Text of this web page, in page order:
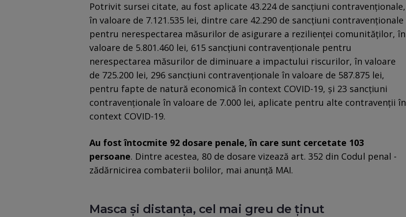
Potrivit sursei citate, au fost aplicate 43.224 de sancțiuni contravenționale,
în valoare de 7.121.535 lei, dintre care 42.290 de sancțiuni contravenționale
pentru nerespectarea măsurilor de asigurare a rezilienței comunităților, în
valoare de 5.801.460 lei, 615 sancțiuni contravenționale pentru
nerespectarea măsurilor de diminuare a impactului riscurilor, în valoare
de 725.200 lei, 296 sancțiuni contravenționale în valoare de 587.875 lei,
pentru fapte de natură economică în context COVID-19, și 23 sancțiuni
contravenționale în valoare de 7.000 lei, aplicate pentru alte contravenții în
context COVID-19.
Au fost întocmite 92 dosare penale, în care sunt cercetate 103
persoane. Dintre acestea, 80 de dosare vizează art. 352 din Codul penal -
zădărnicirea combaterii bolilor, mai anunță MAI.
Masca și distanța, cel mai greu de ținut